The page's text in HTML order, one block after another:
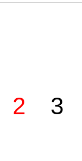
2 3